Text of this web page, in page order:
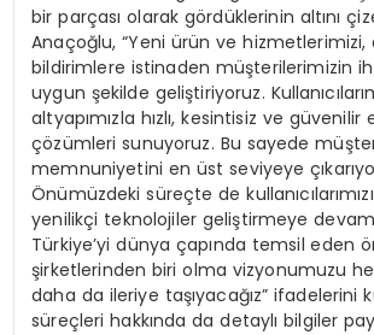
bir parçası olarak gördüklerinin altını
Anaçoğlu, “Yeni ürün ve hizmetlerimizi,
bildirimlere istinaden müşterilerimizin
uygun şekilde geliştiriyoruz.
altyapımızla hızlı, kesintisiz ve
çözümleri sunuyoruz. Bu sayede
memnuniyetini en üst seviyeye
Önümüzdeki süreçte de
yenilikçi teknolojiler geliştirmeye
Türkiye’yi dünya çapında temsil eden
şirketlerinden biri olma vizyonumuzu
daha da ileriye taşıyacağız” ifadelerini
süreçleri hakkında da detaylı bilgiler